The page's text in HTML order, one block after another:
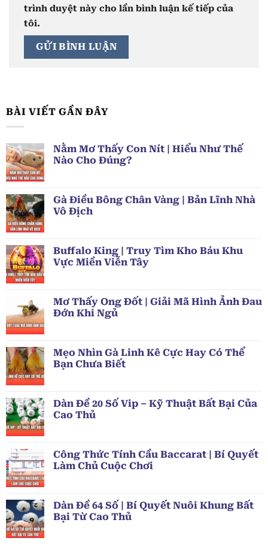
trình duyệt này cho lần bình luận kế tiếp của
tôi.
BÀI VIẾT GẦN ĐÂY
Nằm Mơ Thấy Con Nít | Hiểu Như Thế
Nào Cho Đúng?
Gà Điều Bông Chân Vàng | Bản Lĩnh Nhà
Vô Địch
Buffalo King | Truy Tìm Kho Báu Khu
Vực Miền Viễn Tây
Mơ Thấy Ong Đốt | Giải Mã Hình Ảnh Đau
Đớn Khi Ngủ
Mẹo Nhìn Gà Linh Kê Cực Hay Có Thể
Bạn Chưa Biết
Dàn Đề 20 Số Vip – Kỹ Thuật Bất Bại Của
Cao Thủ
Công Thức Tính Cầu Baccarat | Bí Quyết
Làm Chủ Cuộc Chơi
Dàn Đề 64 Số | Bí Quyết Nuôi Khung Bất
Bại Từ Cao Thủ